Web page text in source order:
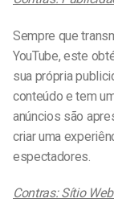
Sempre que
YouTube, este
sua própria
conteúdo e tem
anúncios são
criar uma
espectadores.
Contras: Sítio